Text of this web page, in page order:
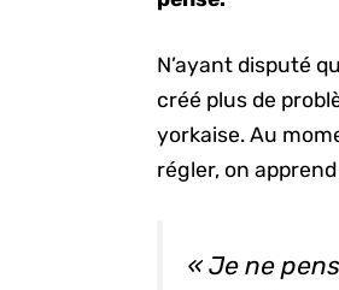
N’ayant disputé
créé plus de
yorkaise. Au
régler, on
« Je ne